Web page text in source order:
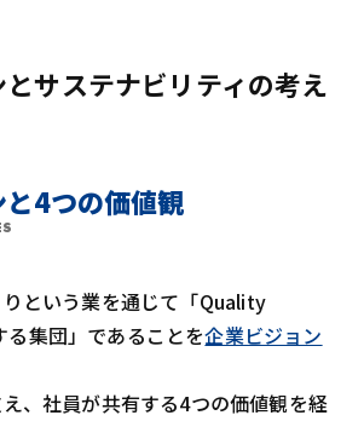
サステナビリティの考え
4つの価値観
という業を通じて「Quality
集団」であることを企業ビジョン
、社員が共有する4つの価値観を経